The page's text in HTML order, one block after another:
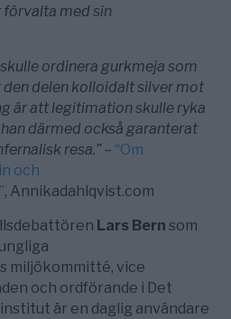
förvalta med sin
ordinera gurkmeja som
delen kolloidalt silver mot
är att legitimation skulle ryka
därmed också garanterat
resa.”– “Om
och
, Annikadahlqvist.com
Lars Bern som
miljökommitté, vice
och ordförande i Det
är en daglig användare